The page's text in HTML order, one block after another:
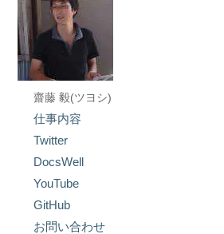
齋藤 毅(ツヨシ)
仕事内容
Twitter
DocsWell
YouTube
GitHub
お問い合わせ